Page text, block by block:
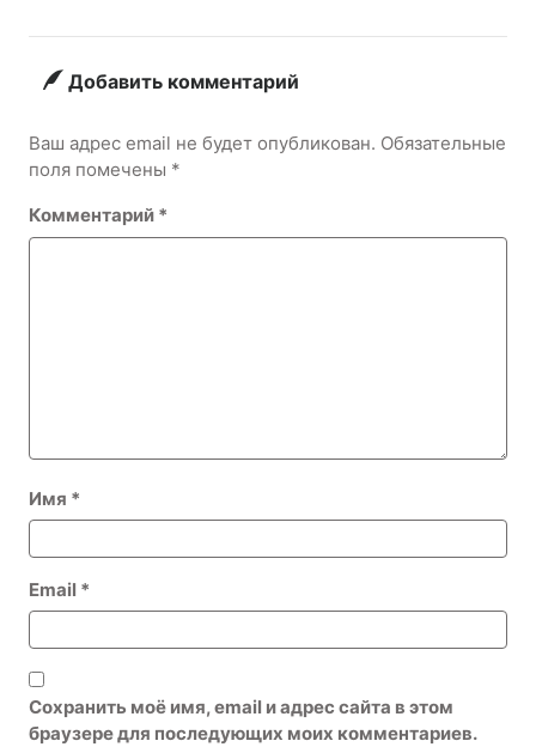
Водоемов
Добавить комментарий
Ваш адрес email не будет опубликован. Обязательные
поля помечены *
Комментарий *
Имя *
Email *
Сохранить моё имя, email и адрес сайта в этом
браузере для последующих моих комментариев.